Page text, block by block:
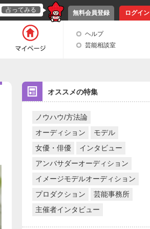
無料会員登録 ログイン
占ってみる
ヘルプ
芸能相談室
オススメの特集
ノウハウ/方法論
オーディション
モデル
女優・俳優
インタビュー
アンバサダーオーディション
イメージモデルオーディション
プロダクション
芸能事務所
主催者インタビュー